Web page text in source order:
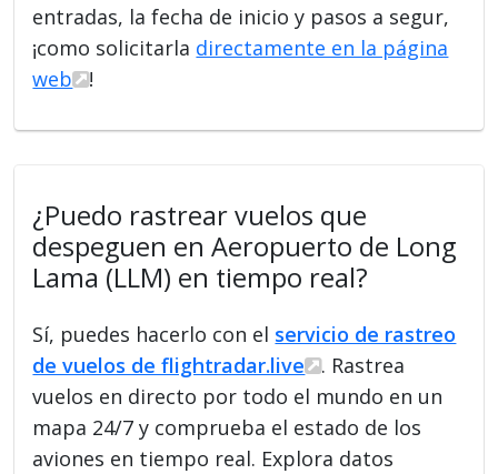
entradas, la fecha de inicio y pasos a segur,
¡como solicitarla directamente en la página
web
!
¿Puedo rastrear vuelos que
despeguen en Aeropuerto de Long
Lama (LLM) en tiempo real?
Sí, puedes hacerlo con el servicio de rastreo
de vuelos de flightradar.live
. Rastrea
vuelos en directo por todo el mundo en un
mapa 24/7 y comprueba el estado de los
aviones en tiempo real. Explora datos